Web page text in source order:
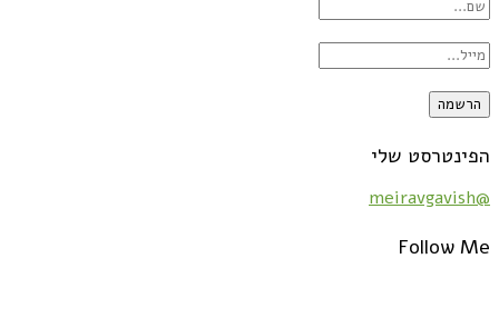
הפינטרסט שלי
@meiravgavish
Follow Me